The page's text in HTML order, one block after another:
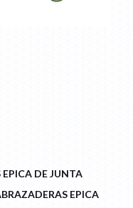
DE JUNTA
EPICA